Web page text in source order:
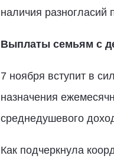
наличия разногласий
Выплаты семьям с
7 ноября вступит в
назначения
среднедушевого
Как подчеркнула